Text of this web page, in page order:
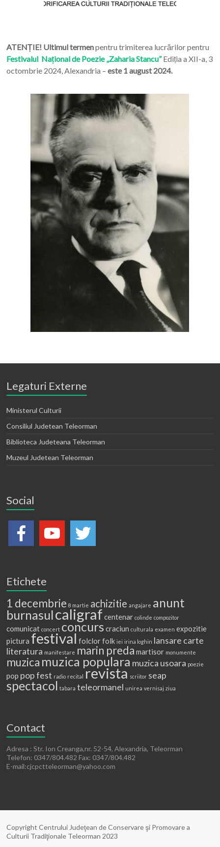
ATENȚIE! Ultimul termenpentru trimiterea lucrărilor pentru
Festivalul Național de Poezie „Zaharia Stancu”Ediția a XII-a, 3
octombrie 2024, Alexandria – este 1 august 2024.
Legaturi Externe
Ministerul Culturii
Consiliul Judetean Teleorman
Biblioteca Judeteana Teleorman
Muzeul Judetean Teleorman
Social
Etichete
1 decembrie 8 martie achizitie angajare anunt
burnasulcaligraf centenar colinde compozitor
comunicat concert concurs craciun culturala examen expozitie
pictura festival folclorfolk iei irina loghin lansare carte
literatura manifestare marin preda martisor monumente
muzica muzica populara muzica usoara poezie
pop pop fest radio recital revista scriitor seap
spectacol tabara teleormanel unirea vernisaj ziua
Contact
Adresa : Str. Ion Creanga,nr. 52-54, Alexandria, Teleorman
Telefon: 0347/804.482 Fax: 0347/804.482
E-mail:cjcpctteleorman@yahoo.com
Copyright Centrului Judeţean de Conservare şi Promovare a
Culturii Tradiţionale Teleorman 2023